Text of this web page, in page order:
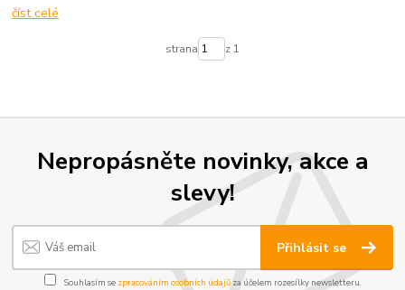
číst celé
strana z 1
Nepropásněte novinky, akce a
slevy!
Přihlásit se
Souhlasím se zpracováním osobních údajůza účelem rozesílky newsletteru.